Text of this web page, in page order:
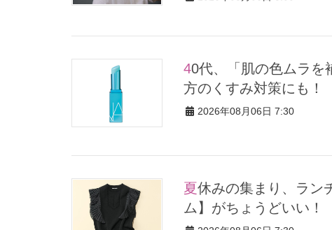
40代、「肌の色ムラを補整」してくれる【名品コスメ】2選。夕
方のくすみ対策にも！
2026年08月06日 7:30
夏休みの集まり、ランチ会に！気張らず華やぐ【ほぼ黒アイテ
ム】がちょうどいい！